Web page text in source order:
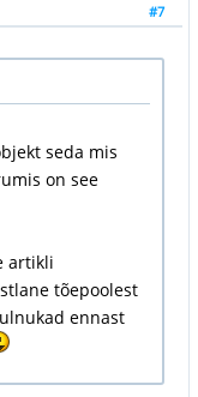
#7
seda mis
on see
artikli
tõepoolest
ennast